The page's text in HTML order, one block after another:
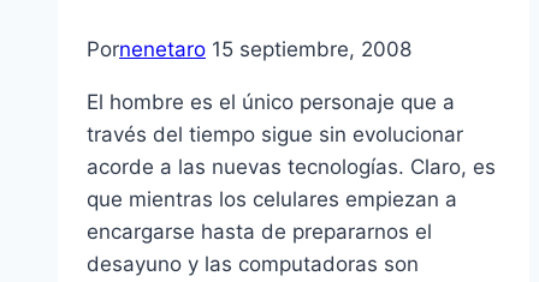
Pornenetaro 15 septiembre, 2008
El hombre es el único personaje que a
través del tiempo sigue sin evolucionar
acorde a las nuevas tecnologí­as. Claro, es
que mientras los celulares empiezan a
encargarse hasta de prepararnos el
desayuno y las computadoras son